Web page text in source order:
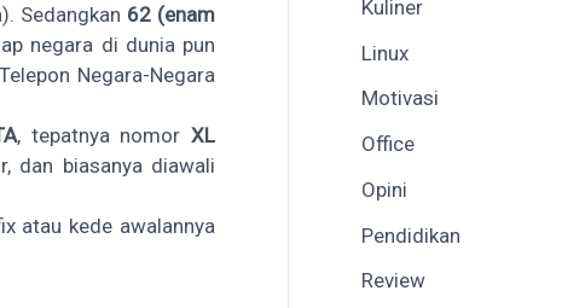
). Sedangkan 62 (enam
negara di dunia pun
Negara-Negara
, tepatnya nomorXL
dan biasanya diawali
atau kede awalannya
Kuliner
Linux
Motivasi
Office
Opini
Pendidikan
Review